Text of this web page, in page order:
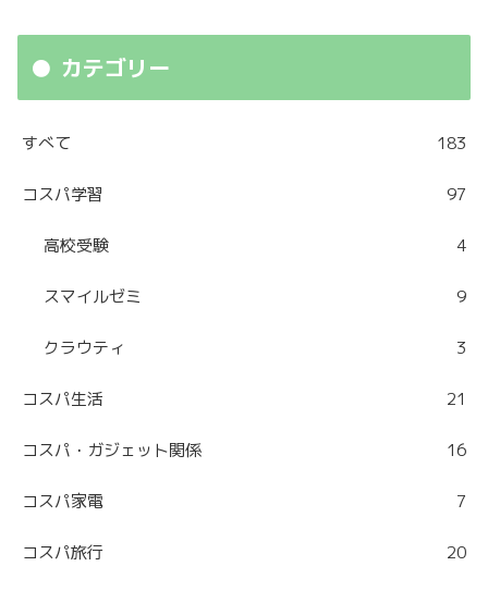
カテゴリー
すべて 183
コスパ学習 97
高校受験 4
スマイルゼミ 9
クラウティ 3
コスパ生活 21
コスパ・ガジェット関係 16
コスパ家電 7
コスパ旅行 20